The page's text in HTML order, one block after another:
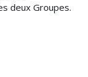
deux Groupes.